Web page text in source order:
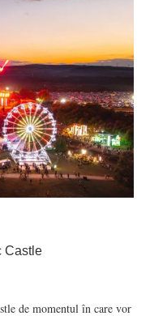
Castle
de momentul în care vor